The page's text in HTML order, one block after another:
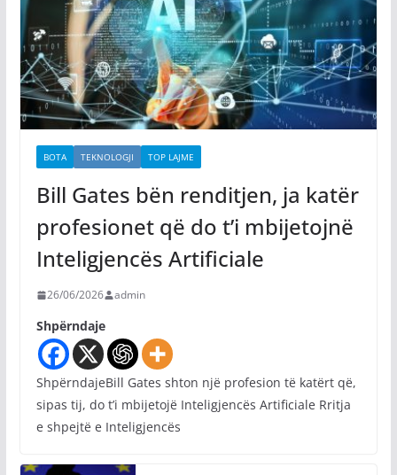
BOTA TEKNOLOGJI TOP LAJME
Bill Gates bën renditjen, ja katër
profesionet që do t’i mbijetojnë
Inteligjencës Artificiale
26/06/2026 admin
Shpërndaje
ShpërndajeBill Gates shton një profesion të katërt që,
sipas tij, do t’i mbijetojë Inteligjencës Artificiale Rritja
e shpejtë e Inteligjencës